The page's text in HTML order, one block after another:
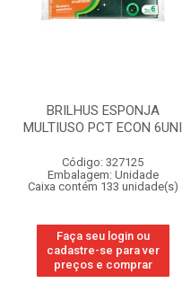
BRILHUS ESPONJA
MULTIUSO PCT ECON 6UNI
Código: 327125
Embalagem: Unidade
Caixa contém 133 unidade(s)
Faça seu login ou
cadastre-se para ver
preços e comprar